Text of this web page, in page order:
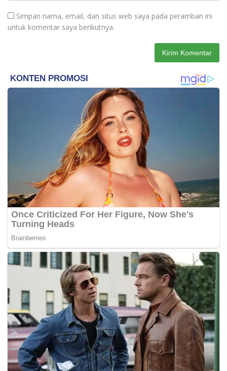
Simpan nama, email, dan situs web saya pada peramban ini
untuk komentar saya berikutnya.